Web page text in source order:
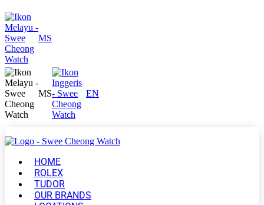
MS
MS EN
HOME
ROLEX
TUDOR
OUR BRANDS